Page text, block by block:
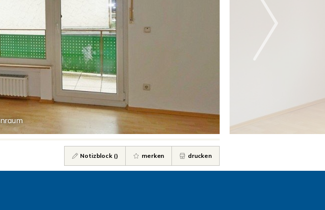
Notizblock () merken drucken